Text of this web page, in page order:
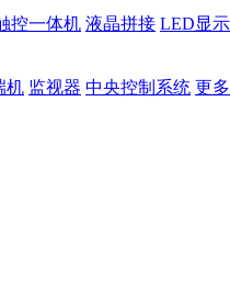
控一体机 液晶拼接 LED显
机 监视器 中央控制系统 更